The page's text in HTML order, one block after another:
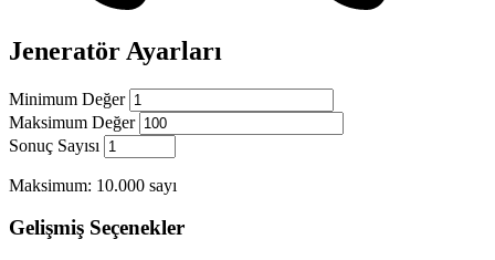
Jeneratör Ayarları
Minimum Değer
Maksimum Değer
Sonuç Sayısı
Maksimum: 10.000 sayı
Gelişmiş Seçenekler